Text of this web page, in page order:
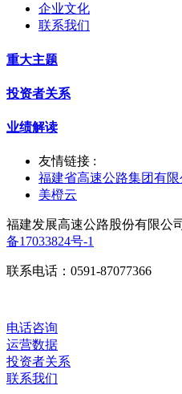
企业文化
联系我们
重大主题
投资者关系
业绩解读
友情链接 :
福建省高速公路集团有限
美橙云
福建发展高速公路股份有限公
备17033824号-1
联系电话：0591-87077366
电话咨询
运营数据
投资者关系
联系我们